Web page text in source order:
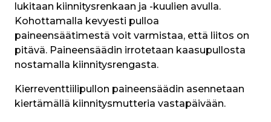
lukitaan kiinnitysrenkaan ja -kuulien avulla.
Kohottamalla kevyesti pulloa
paineensäätimestä voit varmistaa, että liitos on
pitävä. Paineensäädin irrotetaan kaasupullosta
nostamalla kiinnitysrengasta.
Kierreventtiilipullon paineensäädin asennetaan
kiertämällä kiinnitysmutteria vastapäivään.